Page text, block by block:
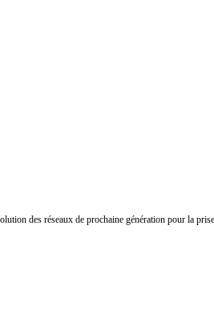
des réseaux de prochaine génération pour la